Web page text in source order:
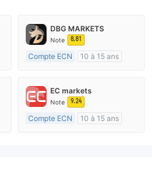
DBG MARKETS
Note 8.81
Compte ECN
10 à 15 ans
Market Making (MM)
Etiquette principale MT4
EC markets
Note 9.24
Compte ECN
10 à 15 ans